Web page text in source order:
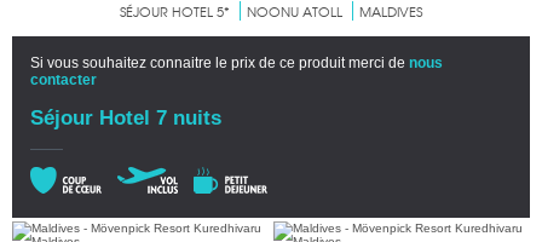
SÉJOUR HOTEL 5* NOONU ATOLL MALDIVES
Si vous souhaitez connaitre le prix de ce produit merci de nous
contacter
Séjour Hotel 7 nuits